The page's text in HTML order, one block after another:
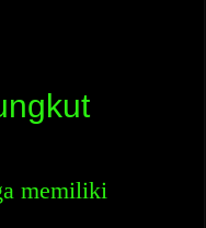
memiliki